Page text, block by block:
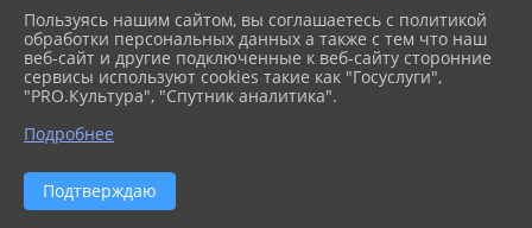
2026 г. arinika.ru
Вход
Карта сайта
Политика обработки персональных данных
Сделано на KubCMS
Разработка и поддержка
Пользуясь нашим сайтом, вы соглашаетесь с политикой
обработки персональных данных а также с тем что наш
веб-сайт и другие подключенные к веб-сайту сторонние
сервисы используют cookies такие как "Госуслуги",
"PRO.Культура", "Спутник аналитика".
Подробнее
Подтверждаю